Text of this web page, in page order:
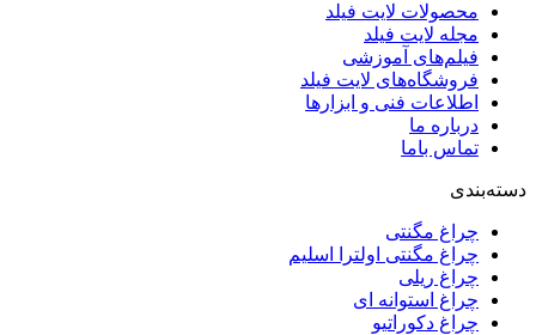
محصولات لایت فیلد
مجله لایت فیلد
فیلم‌های آموزشی
فروشگاه‌های لایت فیلد
اطلاعات فنی و ابزارها
درباره ما
تماس باما
دسته‌بندی
چراغ مگنتی
چراغ مگنتی اولترا اسلیم
چراغ ریلی
چراغ استوانه ای
چراغ دکوراتیو